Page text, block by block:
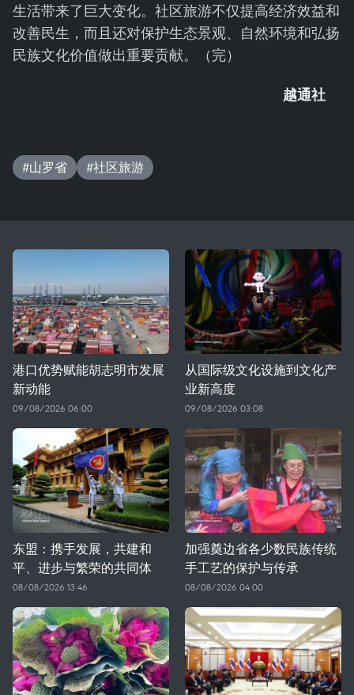
生活带来了巨大变化。社区旅游不仅提高经济效益和
改善民生，而且还对保护生态景观、自然环境和弘扬
民族文化价值做出重要贡献。（完）
越通社
#山罗省 #社区旅游
港口优势赋能胡志明市发展
新动能
09/08/2026 06:00
从国际级文化设施到文化产
业新高度
09/08/2026 03:08
东盟：携手发展，共建和
平、进步与繁荣的共同体
08/08/2026 13:46
加强奠边省各少数民族传统
手工艺的保护与传承
08/08/2026 04:00